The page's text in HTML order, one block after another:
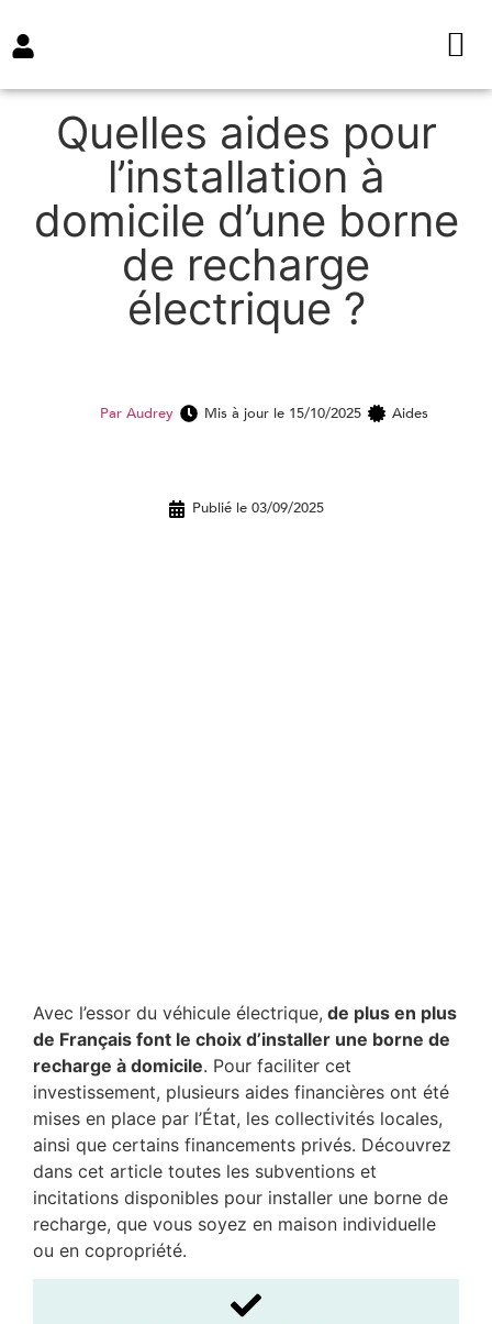
Quelles aides pour
l’installation à
domicile d’une borne
de recharge
électrique ?
ParAudrey Mis à jour le 15/10/2025 Aides
Publié le 03/09/2025
Avec l’essor du véhicule électrique, de plus en plus
de Français font le choix d’installer une borne de
recharge à domicile. Pour faciliter cet
investissement, plusieurs aides financières ont été
mises en place par l’État, les collectivités locales,
ainsi que certains financements privés. Découvrez
dans cet article toutes les subventions et
incitations disponibles pour installer une borne de
recharge, que vous soyez en maison individuelle
ou en copropriété.